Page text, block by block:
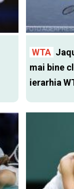
WTA
mai bine
ierarhia